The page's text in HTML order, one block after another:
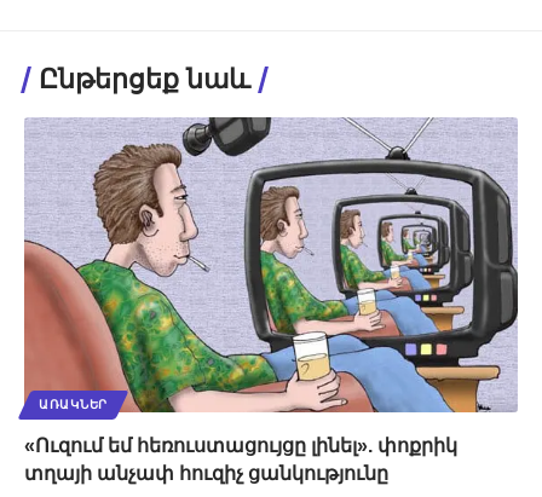
Ընթերցեք նաև
ԱՌԱԿՆԵՐ
«Ուզում եմ հեռուստացույցը լինել». փոքրիկ
տղայի անչափ հուզիչ ցանկությունը